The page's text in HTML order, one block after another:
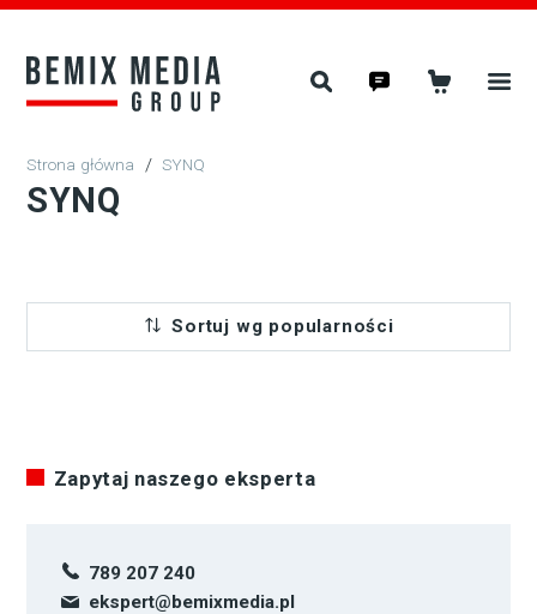
/ SYNQ
SYNQ
Sortuj wg popularności
Zapytaj naszego eksperta
789 207 240
ekspert@bemixmedia.pl